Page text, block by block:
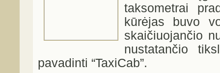
taksometrai
kūrėjas buvo
skaičiuojančio
nustatančio
pavadinti “TaxiCab”.